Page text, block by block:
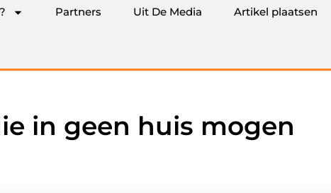
Partners Uit De Media Artikel plaatsen
in geen huis mogen